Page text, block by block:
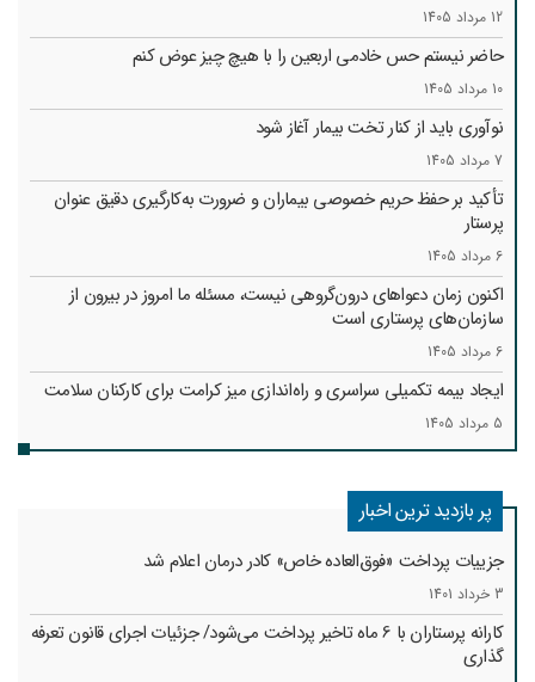
12 مرداد 1405
حاضر نیستم حس خادمی اربعین را با هیچ چیز عوض کنم
10 مرداد 1405
نوآوری باید از کنار تخت بیمار آغاز شود
7 مرداد 1405
تأکید بر حفظ حریم خصوصی بیماران و ضرورت به‌کارگیری دقیق عنوان
پرستار
6 مرداد 1405
اکنون زمان دعواهای درون‌گروهی نیست، مسئله ما امروز در بیرون از
سازمان‌های پرستاری است
6 مرداد 1405
ایجاد بیمه تکمیلی سراسری و راه‌اندازی میز کرامت برای کارکنان سلامت
5 مرداد 1405
پر بازدید ترین اخبار
جزییات پرداخت «فوق‌العاده خاص» کادر درمان اعلام شد
3 خرداد 1401
کارانه‌ پرستاران با 6 ماه تاخیر پرداخت می‌شود/ جزئیات اجرای قانون تعرفه
گذاری